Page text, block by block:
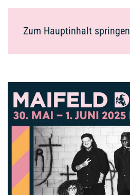
Zum Hauptinhalt springen